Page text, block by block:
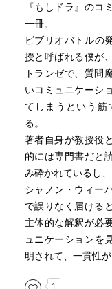
『もしドラ』のコ
一冊。
ビブリオバトルの
授と呼ばれる僕が
トランゼで、質問
いコミュニケーシ
てしまうという筋
る。
著者自身が教授役
的には専門書だと
み砕かれているし
シャノン・ウィー
で誤りなく届ける
主体的な解釈が必
ュニケーションを
明されて、一貫性
1